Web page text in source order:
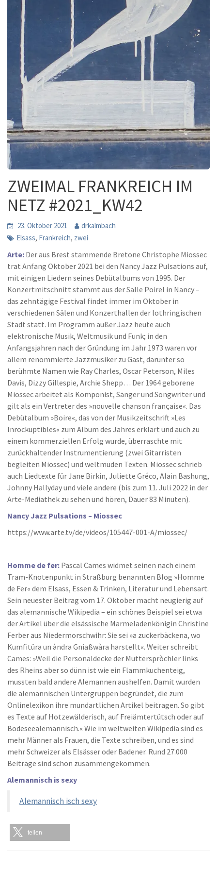
ZWEIMAL FRANKREICH IM
NETZ #2021_KW42
23. Oktober 2021
drkalmbach
Elsass, Frankreich, zwei
Arte: Der aus Brest stammende Bretone Christophe Miossec
trat Anfang Oktober 2021 bei den Nancy Jazz Pulsations auf,
mit einigen Liedern seines Debütalbums von 1995. Der
Konzertmitschnitt stammt aus der Salle Poirel in Nancy –
das zehntägige Festival findet immer im Oktober in
verschiedenen Sälen und Konzerthallen der lothringischen
Stadt statt. Im Programm außer Jazz heute auch
elektronische Musik, Weltmusik und Funk; in den
Anfangsjahren nach der Gründung im Jahr 1973 waren vor
allem renommierte Jazzmusiker zu Gast, darunter so
berühmte Namen wie Ray Charles, Oscar Peterson, Miles
Davis, Dizzy Gillespie, Archie Shepp… Der 1964 geborene
Miossec arbeitet als Komponist, Sänger und Songwriter und
gilt als ein Vertreter des »nouvelle chanson française«. Das
Debütalbum »Boire«, das von der Musikzeitschrift »Les
Inrockuptibles« zum Album des Jahres erklärt und auch zu
einem kommerziellen Erfolg wurde, überraschte mit
zurückhaltender Instrumentierung (zwei Gitarristen
begleiten Miossec) und weltmüden Texten. Miossec schrieb
auch Liedtexte für Jane Birkin, Juliette Gréco, Alain Bashung,
Johnny Hallyday und viele andere (bis zum 11. Juli 2022 in der
Arte-Mediathek zu sehen und hören, Dauer 83 Minuten).
Nancy Jazz Pulsations – Miossec
https://www.arte.tv/de/videos/105447-001-A/miossec/
Homme de fer: Pascal Cames widmet seinen nach einem
Tram-Knotenpunkt in Straßburg benannten Blog »Homme
de Fer« dem Elsass, Essen & Trinken, Literatur und Lebensart.
Sein neuester Beitrag vom 17. Oktober macht neugierig auf
das alemannische Wikipedia – ein schönes Beispiel sei etwa
der Artikel über die elsässische Marmeladenkönigin Christine
Ferber aus Niedermorschwihr: Sie sei »a zuckerbäckena, wo
Kumfitüra un àndra Gniaßwàra harstellt«. Weiter schreibt
Cames: »Weil die Personaldecke der Mutterspròchler links
des Rheins aber so dünn ist wie ein Flammkuchenteig,
mussten bald andere Alemannen aushelfen. Damit wurden
die alemannischen Untergruppen begründet, die zum
Onlinelexikon ihre mundartlichen Artikel beitragen. So gibt
es Texte auf Hotzewälderisch, auf Freiämtertütsch oder auf
Bodeseealemannisch.« Wie im weltweiten Wikipedia sind es
mehr Männer als Frauen, die Texte schreiben, und es sind
mehr Schweizer als Elsässer oder Badener. Rund 27.000
Beiträge sind schon zusammengekommen.
Alemannisch is sexy
Alemannisch isch sexy
teilen